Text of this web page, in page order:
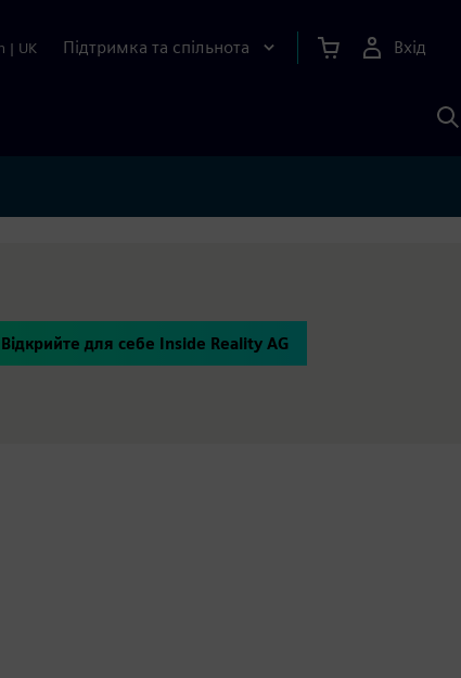
| UK Підтримка та спільнота Вхід
Відкрийте для себе Inside Reality AG